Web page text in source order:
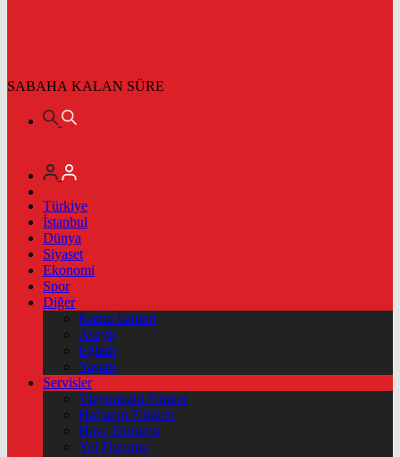
SABAHA KALAN SÜRE
Türkiye
İstanbul
Dünya
Siyaset
Ekonomi
Spor
Diğer
Kamu İlanları
Asayiş
Eğitim
Yaşam
Servisler
Vizyondaki Filmler
Haftanin Filmleri
Hava Durumu
Yol Durumu